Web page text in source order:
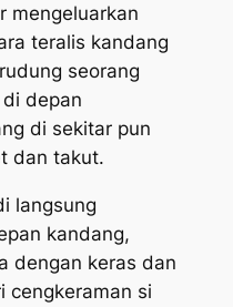
mengeluarkan
teralis kandang
seorang
depan
di sekitar pun
dan takut.
langsung
kandang,
dengan keras dan
cengkeraman si